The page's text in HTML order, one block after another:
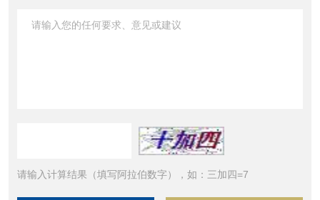
请输入计算结果（填写阿拉伯数字），如：三加四=7